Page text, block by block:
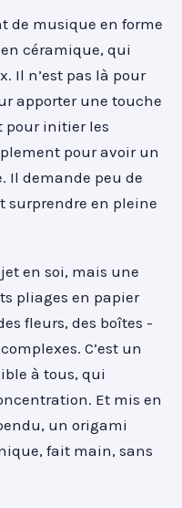
de musique en forme
céramique, qui
Il n’est pas là pour
apporter une touche
pour initier les
pour avoir un
Il demande peu de
surprendre en pleine
en soi, mais une
pliages en papier
fleurs, des boîtes -
C’est un
à tous, qui
Et mis en
un origami
fait main, sans